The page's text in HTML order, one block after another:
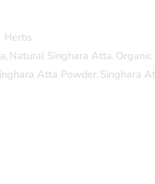
Herbs
, Natural Singhara Atta,
Atta Powder, Singhara